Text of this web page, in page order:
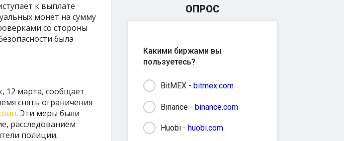
к выплате
монет на сумму
со стороны
была
12 марта, сообщает
снять ограничения
. Эти меры были
расследованием
полиции.
ОПРОС
Какими биржами вы
пользуетесь?
BitMEX - bitmex.com
Binance - binance.com
Huobi - huobi.com